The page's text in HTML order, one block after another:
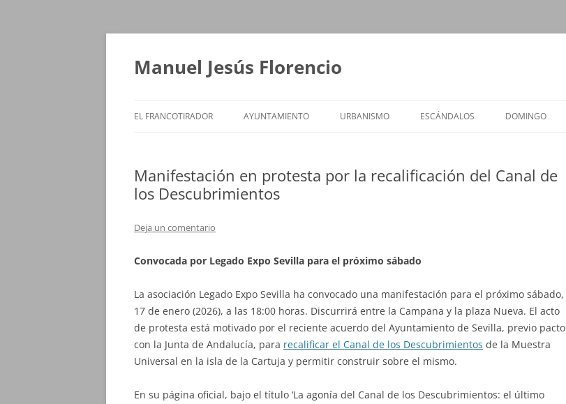
Saltar
Manuel Jesús Florencio
EL FRANCOTIRADOR AYUNTAMIENTO URBANISMO ESCÁNDALOS DOMINGO
Manifestación en protesta por la recalificación del Canal de
los Descubrimientos
Deja un comentario
Convocada por Legado Expo Sevilla para el próximo sábado
La asociación Legado Expo Sevilla ha convocado una manifestación para el próximo sábado,
17 de enero (2026), a las 18:00 horas. Discurrirá entre la Campana y la plaza Nueva. El acto
de protesta está motivado por el reciente acuerdo del Ayuntamiento de Sevilla, previo pacto
con la Junta de Andalucía, para recalificar el Canal de los Descubrimientos de la Muestra
Universal en la isla de la Cartuja y permitir construir sobre el mismo.
En su página oficial, bajo el título ‘La agonía del Canal de los Descubrimientos: el último